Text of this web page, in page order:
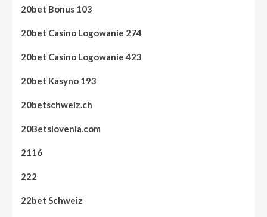
20bet Bonus 103
20bet Casino Logowanie 274
20bet Casino Logowanie 423
20bet Kasyno 193
20betschweiz.ch
20Betslovenia.com
2116
222
22bet Schweiz